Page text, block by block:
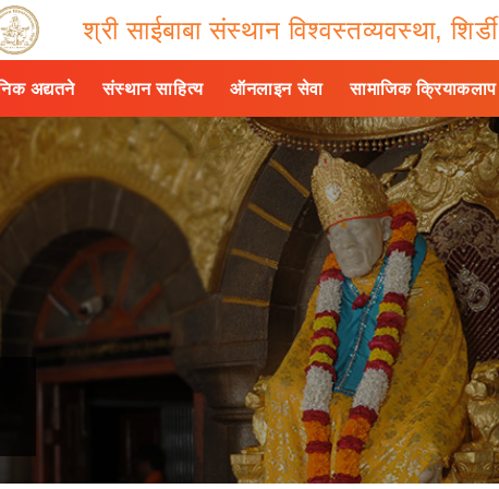
श्री साईबाबा संस्थान विश्वस्तव्यवस्था, शिर्डी
अद्यतने संस्थान साहित्य ऑनलाइन सेवा सामाजिक क्रियाकलाप